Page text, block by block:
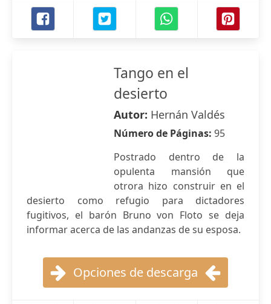
Tango en el
desierto
Autor: Hernán Valdés
Número de Páginas: 95
Postrado dentro de la
opulenta mansión que
otrora hizo construir en el
desierto como refugio para dictadores
fugitivos, el barón Bruno von Floto se deja
informar acerca de las andanzas de su esposa.
Opciones de descarga